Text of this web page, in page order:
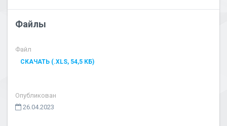
Файлы
Файл
СКАЧАТЬ (.XLS, 54,5 КБ)
Опубликован
26.04.2023